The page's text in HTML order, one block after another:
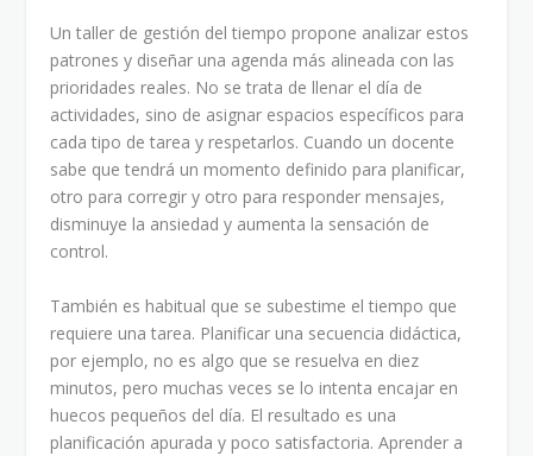
Un taller de gestión del tiempo propone analizar estos
patrones y diseñar una agenda más alineada con las
prioridades reales. No se trata de llenar el día de
actividades, sino de asignar espacios específicos para
cada tipo de tarea y respetarlos. Cuando un docente
sabe que tendrá un momento definido para planificar,
otro para corregir y otro para responder mensajes,
disminuye la ansiedad y aumenta la sensación de
control.
También es habitual que se subestime el tiempo que
requiere una tarea. Planificar una secuencia didáctica,
por ejemplo, no es algo que se resuelva en diez
minutos, pero muchas veces se lo intenta encajar en
huecos pequeños del día. El resultado es una
planificación apurada y poco satisfactoria. Aprender a